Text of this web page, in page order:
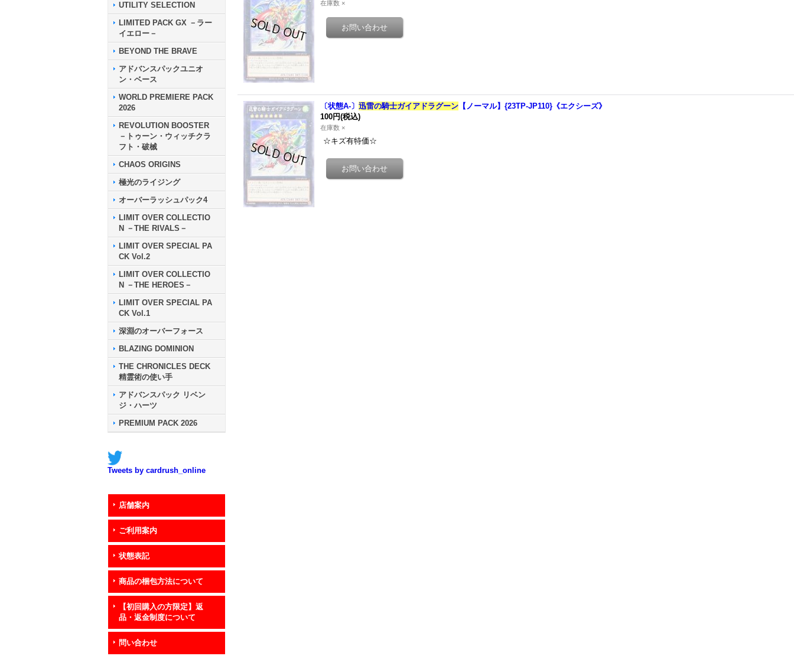
UTILITY SELECTION
LIMITED PACK GX －ラー
イエロー－
BEYOND THE BRAVE
アドバンスパックユニオ
ン・ベース
WORLD PREMIERE PACK
2026
REVOLUTION BOOSTER
－トゥーン・ウィッチクラ
フト・破械
CHAOS ORIGINS
極光のライジング
オーバーラッシュパック4
LIMIT OVER COLLECTIO
N －THE RIVALS－
LIMIT OVER SPECIAL PA
CK Vol.2
LIMIT OVER COLLECTIO
N －THE HEROES－
LIMIT OVER SPECIAL PA
CK Vol.1
深淵のオーバーフォース
BLAZING DOMINION
THE CHRONICLES DECK
精霊術の使い手
アドバンスパック リベン
ジ・ハーツ
PREMIUM PACK 2026
Tweets by cardrush_online
店舗案内
ご利用案内
状態表記
商品の梱包方法について
【初回購入の方限定】返
品・返金制度について
問い合わせ
在庫数 ×
〔状態A-〕 迅雷の騎士ガイアドラグーン 【ノーマル】{23TP-JP110}《エクシーズ》
100円(税込)
在庫数 ×
☆キズ有特価☆